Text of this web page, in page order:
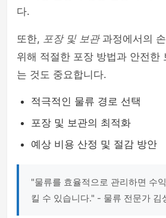
다.
또한, 포장 및 보관과정에서의
위해 적절한 포장 방법과 안전한
는 것도 중요합니다.
적극적인 물류 경로 선택
포장 및 보관의 최적화
예상 비용 산정 및 절감 방안
"물류를 효율적으로 관리하면 수
킬 수 있습니다." - 물류 전문가 김